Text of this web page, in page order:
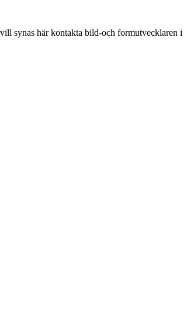
synas här kontakta bild-och formutvecklaren i